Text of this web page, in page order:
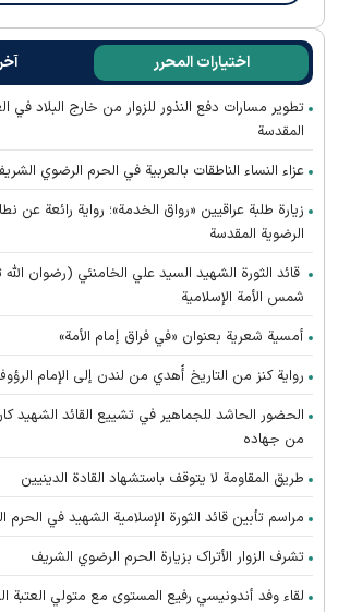
اختيارات المحرر
تطوير مسارات دفع النذور للزوار من خارج البلاد في
المقدسة
عزاء النساء الناطقات بالعربية في الحرم الرضوي
زيارة طلبة عراقيين «رواق الخدمة»؛ رواية رائعة عن
الرضوية المقدسة
قائد الثورة الشهيد السيد علي الخامنئي (رضوان
شمس الأمة الإسلامية
أمسية شعرية بعنوان «في فراق إمام الأمة»
رواية كنز من التاريخ أُهدي من لندن إلى الإمام
الحضور الحاشد للجماهير في تشييع القائد الشهيد
من جهاده
طريق المقاومة لا يتوقف باستشهاد القادة الدينيين
مراسم تأبين قائد الثورة الإسلامية الشهید في
تشرف الزوار الأتراک بزیارة الحرم الرضوي الشریف
لقاء وفد أندونیسي رفيع المستوى مع متولي العتبة